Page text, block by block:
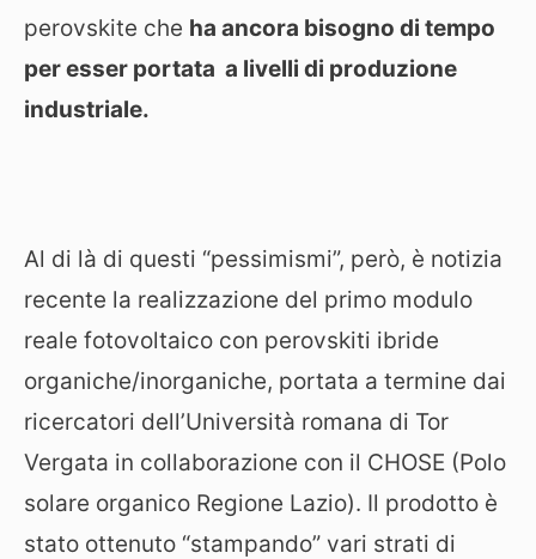
perovskite che ha ancora bisogno di tempo
per esser portata a livelli di produzione
industriale.
Al di là di questi “pessimismi”, però, è notizia
recente la realizzazione del primo modulo
reale fotovoltaico con perovskiti ibride
organiche/inorganiche, portata a termine dai
ricercatori dell’Università romana di Tor
Vergata in collaborazione con il CHOSE (Polo
solare organico Regione Lazio). Il prodotto è
stato ottenuto “stampando” vari strati di